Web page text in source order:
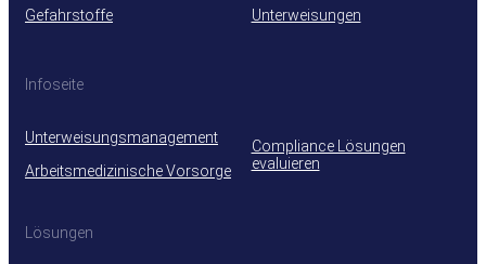
Gefahrstoffe
Unterweisungen
Infoseite
Unterweisungsmanagement
Arbeitsmedizinische Vorsorge
Compliance Lösungen
evaluieren
Lösungen